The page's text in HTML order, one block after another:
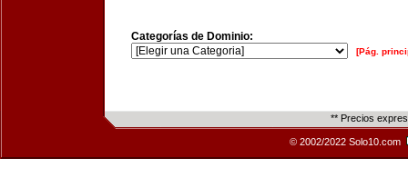
Categorías de Dominio:
[Pág.
** Precios
© 2002/2022 Solo10.com